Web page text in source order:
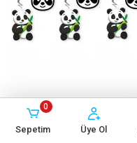
Panda Temalı Asma Süs (6
Adet)
Sepetim
0
Üye Ol